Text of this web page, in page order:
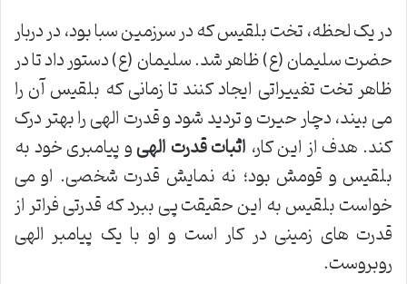
در یک لحظه، تخت بلقیس که در سرزمین سبا بود، در دربار
حضرت سلیمان (ع) ظاهر شد. سلیمان (ع) دستور داد تا در
ظاهر تخت تغییراتی ایجاد کنند تا زمانی که بلقیس آن را
می بیند، دچار حیرت و تردید شود و قدرت الهی را بهتر درک
کند. هدف از این کار، اثبات قدرت الهیو پیامبری خود به
بلقیس و قومش بود؛ نه نمایش قدرت شخصی. او می
خواست بلقیس به این حقیقت پی ببرد که قدرتی فراتر از
قدرت های زمینی در کار است و او با یک پیامبر الهی
روبروست.